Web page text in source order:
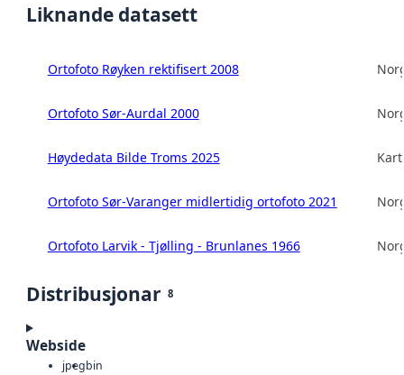
Liknande datasett
Ortofoto Røyken rektifisert 2008
Ortofoto Sør-Aurdal 2000
Høydedata Bilde Troms 2025
Ortofoto Sør-Varanger midlertidig ortofoto 2021
Ortofoto Larvik - Tjølling - Brunlanes 1966
Distribusjonar 8
Webside
jpegbin